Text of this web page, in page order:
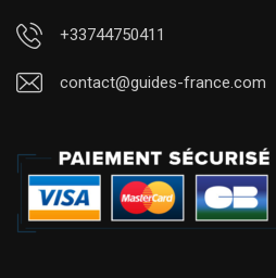
+33744750411
contact@guides-france.com